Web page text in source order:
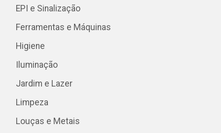
EPI e Sinalização
Ferramentas e Máquinas
Higiene
Iluminação
Jardim e Lazer
Limpeza
Louças e Metais